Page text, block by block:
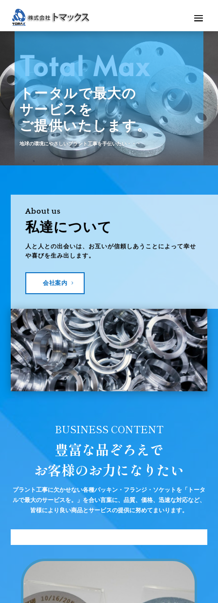
Total Max
トータルで最大の
サービスを
ご提供いたします。
地球の環境にやさしいプラント工事を手伝いたい・・・
About us
私達について
人と人との出会いは、お互いが信頼しあうことによって幸せ
や喜びを生み出します。
会社案内
BUSINESS CONTENT
豊富な品ぞろえで
お客様のお力になりたい
プラント工事に欠かせない各種パッキン・フランジ・ソケットを「トータ
ルで最大のサービスを。」を合い言葉に、品質、価格、迅速な対応など、
皆様により良い商品とサービスの提供に努めてまいります。